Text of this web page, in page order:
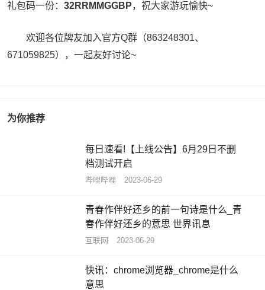
礼包码一份： 32RRMMGGBP，祝大家游玩愉快~
欢迎各位牌友加入官方Q群（863248301、
671059825），一起友好讨论~
为你推荐
每日速看!【上线公告】6月29日不删
档测试开启
哔哩哔哩 2023-06-29
青春作伴好还乡的前一句诗是什么_青
春作伴好还乡的意思 世界讯息
互联网 2023-06-29
快讯：chrome浏览器_chrome是什么
意思